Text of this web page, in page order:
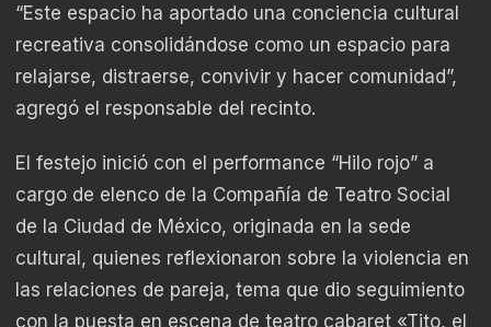
“Este espacio ha aportado una conciencia cultural
recreativa consolidándose como un espacio para
relajarse, distraerse, convivir y hacer comunidad”,
agregó el responsable del recinto.
El festejo inició con el performance “Hilo rojo” a
cargo de elenco de la Compañía de Teatro Social
de la Ciudad de México, originada en la sede
cultural, quienes reflexionaron sobre la violencia en
las relaciones de pareja, tema que dio seguimiento
con la puesta en escena de teatro cabaret «Tito, el